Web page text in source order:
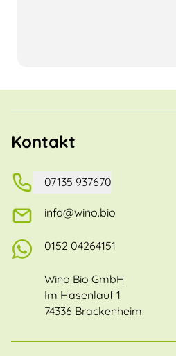
Kontakt
07135 937670
info@wino.bio
0152 04264151
Wino Bio GmbH
Im Hasenlauf 1
74336 Brackenheim